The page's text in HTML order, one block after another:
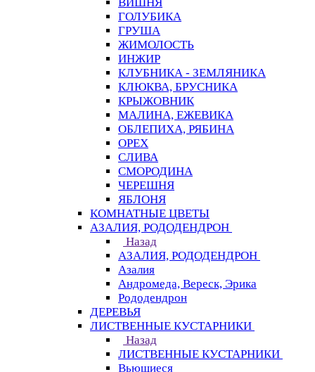
ГОЛУБИКА
ГРУША
ЖИМОЛОСТЬ
ИНЖИР
КЛУБНИКА - ЗЕМЛЯНИКА
КЛЮКВА, БРУСНИКА
КРЫЖОВНИК
МАЛИНА, ЕЖЕВИКА
ОБЛЕПИХА, РЯБИНА
ОРЕХ
СЛИВА
СМОРОДИНА
ЧЕРЕШНЯ
ЯБЛОНЯ
КОМНАТНЫЕ ЦВЕТЫ
АЗАЛИЯ, РОДОДЕНДРОН
Назад
АЗАЛИЯ, РОДОДЕНДРОН
Азалия
Андромеда, Вереск, Эрика
Рододендрон
ДЕРЕВЬЯ
ЛИСТВЕННЫЕ КУСТАРНИКИ
Назад
ЛИСТВЕННЫЕ КУСТАРНИКИ
Вьющиеся